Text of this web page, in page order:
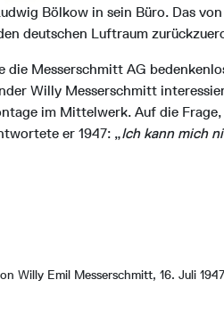
Bölkow in sein Büro. Das
deutschen Luftraum
Messerschmitt AG
Willy Messerschmitt
im Mittelwerk. Auf die
er 1947: „Ich kann mich
Willy Emil Messerschmitt, 16. Juli